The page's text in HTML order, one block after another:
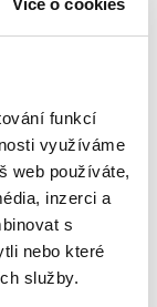
Více o cookies
funkcí
využíváme
web používáte,
inzerci a
s
nebo které
služby.